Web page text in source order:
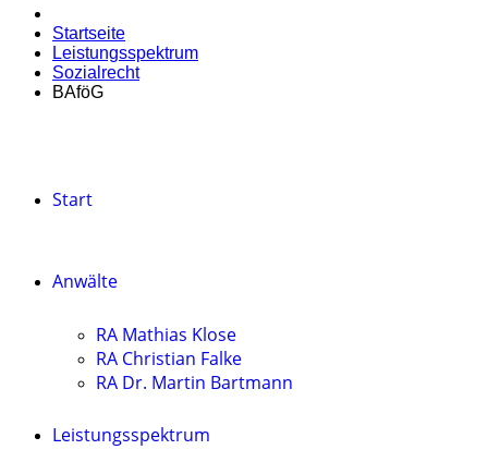
Startseite
Leistungsspektrum
Sozialrecht
BAföG
Start
Anwälte
RA Mathias Klose
RA Christian Falke
RA Dr. Martin Bartmann
Leistungsspektrum